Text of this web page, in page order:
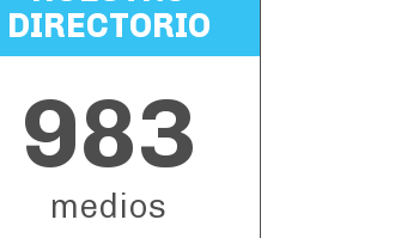
DIRECTORIO
983
medios